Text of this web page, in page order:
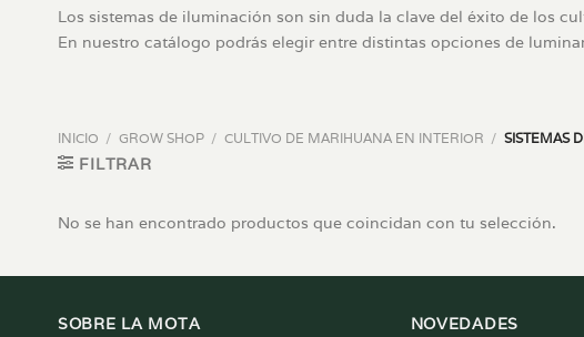
Los sistemas de iluminación son sin duda la clave del éxito de los
En nuestro catálogo podrás elegir entre distintas opciones de
INICIO / GROW SHOP / CULTIVO DE MARIHUANA EN INTERIOR / SISTEMAS
FILTRAR
No se han encontrado productos que coincidan con tu selección.
SOBRE LA MOTA NOVEDADES